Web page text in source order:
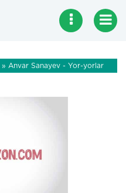
» Anvar Sanayev - Yor-yorlar